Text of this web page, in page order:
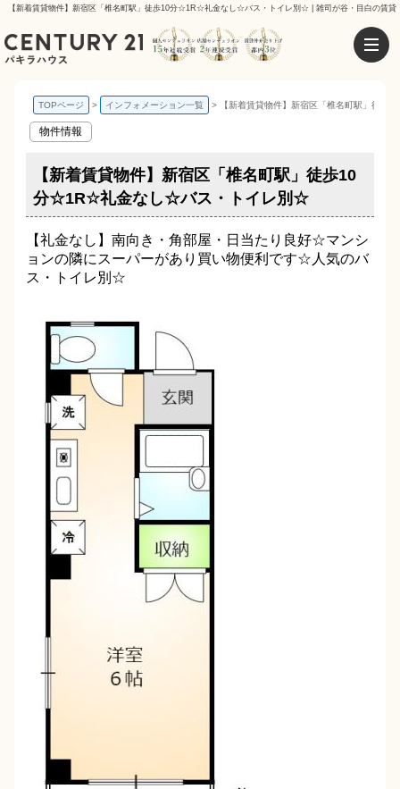
【新着賃貸物件】新宿区「椎名町駅」徒歩10分☆1R☆礼金なし☆バス・トイレ別☆ | 雑司が谷・目白の賃貸
TOPページ インフォメーション一覧 【新着賃貸物件】新宿区「椎名町駅」徒
物件情報
【新着賃貸物件】新宿区「椎名町駅」徒歩10
分☆1R☆礼金なし☆バス・トイレ別☆
【礼金なし】南向き・角部屋・日当たり良好☆マンシ
ョンの隣にスーパーがあり買い物便利です☆人気のバ
ス・トイレ別☆